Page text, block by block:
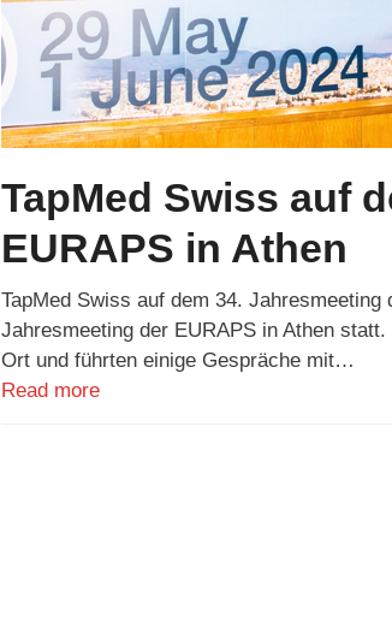
TapMed Swiss auf
EURAPS in Athen
TapMed Swiss auf dem 34.
Jahresmeeting der EURAPS in Athen
Ort und führten einige Gespräche mit…
Read more